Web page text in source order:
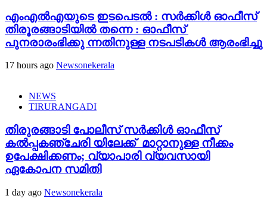
എംഎൽഎയുടെ ഇടപെടൽ : സര്‍ക്കിള്‍ ഓഫീസ്
തിരൂരങ്ങാടിയിൽ തന്നെ : ഓഫീസ്
പുനരാരംഭിക്കു ന്നതിനുള്ള നടപടികൾ ആരംഭിച്ചു
17 hours ago Newsonekerala
NEWS
TIRURANGADI
തിരുരങ്ങാടി പോലീസ് സർക്കിൾ ഓഫീസ്
കൽപ്പകഞ്ചേരി യിലേക്ക് മാറ്റാനുള്ള നീക്കം
ഉപേക്ഷിക്കണം; വ്യാപാരി വ്യവസായി
ഏകോപന സമിതി
1 day ago Newsonekerala